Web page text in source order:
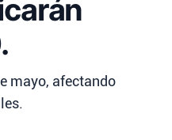
mayo, afectando